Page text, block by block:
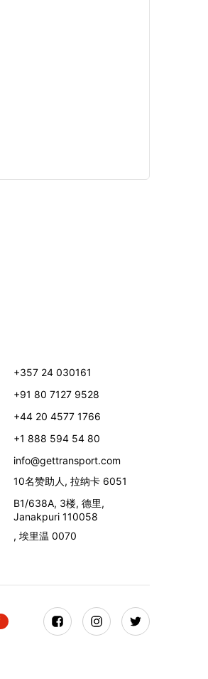
+357 24 030161
+91 80 7127 9528
+44 20 4577 1766
+1 888 594 54 80
info@gettransport.com
10名赞助人 , 拉纳卡 6051
B1/638A, 3楼, 德里,
Janakpuri 110058
, 埃里温 0070